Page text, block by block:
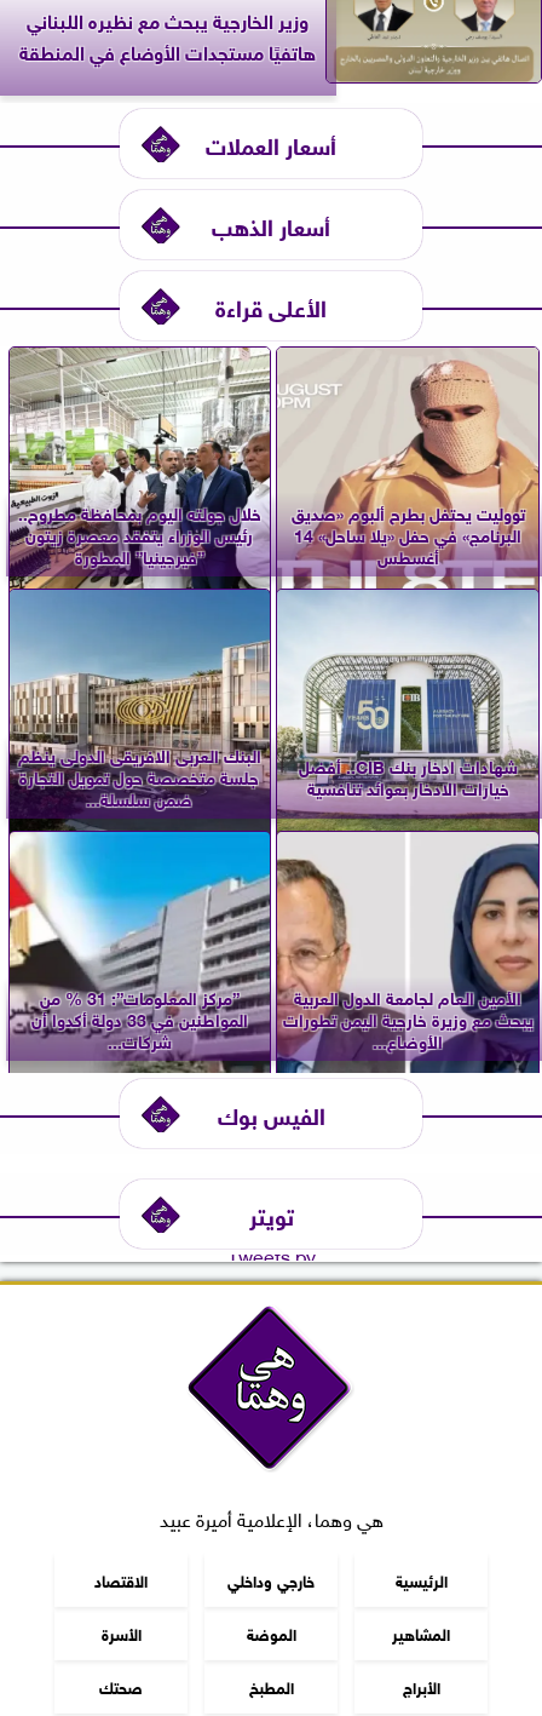
وزير الخارجية يبحث مع نظيره اللبناني
هاتفيًا مستجدات الأوضاع في المنطقة
أسعار العملات
أسعار الذهب
الأعلى قراءة
تووليت يحتفل بطرح ألبوم «صديق
البرنامج» في حفل «يلا ساحل» 14
أغسطس
خلال جولته اليوم بمحافظة مطروح..
رئيس الوزراء يتفقد معصرة زيتون
”فيرجينيا” المطورة
شهادات ادخار بنك CIB.. أفضل
خيارات الادخار بعوائد تنافسية
البنك العربى الافريقى الدولى ينظم
جلسة متخصصة حول تمويل التجارة
ضمن سلسلة...
الأمين العام لجامعة الدول العربية
يبحث مع وزيرة خارجية اليمن تطورات
الأوضاع...
”مركز المعلومات”: 31 % من
المواطنين في 33 دولة أكدوا أن
شركات...
الفيس بوك
تويتر
Tweets by
هي وهما، الإعلامية أميرة عبيد
الرئيسية خارجي وداخلي
الاقتصاد
المشاهير
الموضة
الأسرة
الأبراج
المطبخ صحتك